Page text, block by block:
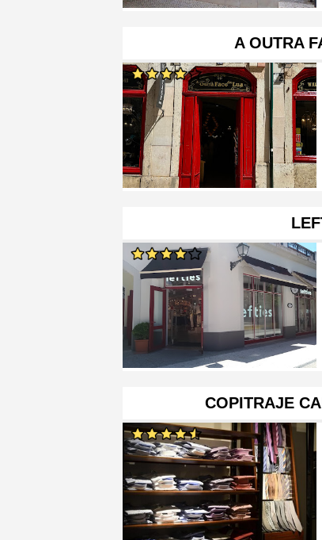
A OUTRA
COPITRAJE